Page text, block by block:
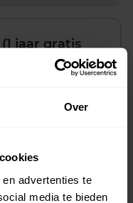
Over
advertenties te
media te bieden
jaar gratis
(koopsom
Dit